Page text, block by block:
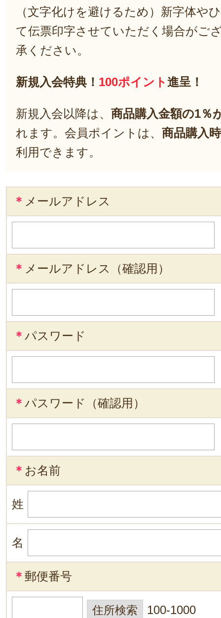
（文字化けを避けるため）新字体や
て伝票印字させていただく場合がご
承ください。
新規入会特典！ 100ポイント進呈！
新規入会以降は、 商品購入金額の1％
れます。会員ポイントは、 商品購入
利用できます。
＊ メールアドレス
＊ メールアドレス（確認用）
＊ パスワード
＊ パスワード（確認用）
＊ お名前
姓
名
＊ 郵便番号
100-1000